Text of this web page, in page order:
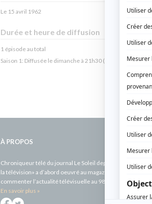
Le 15 avril 1962
Durée et heure de diffusion
1 épisode au total
Saison 1: Diffusée le dimanche à 21h30 (60 minutes)
À PROPOS
Chroniqueur télé du journal Le Soleil depuis 2001,
la télévision» a d’abord oeuvré au magazine TV Hebdo
commenter l’actualité télévisuelle au 98,5.
En savoir plus »